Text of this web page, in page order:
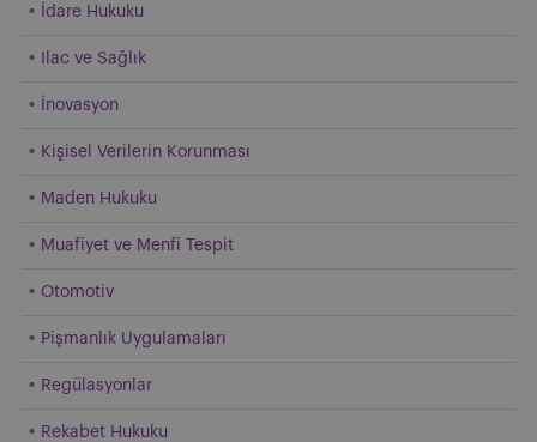
İdare Hukuku
Ilac ve Sağlık
İnovasyon
Kişisel Verilerin Korunması
Maden Hukuku
Muafiyet ve Menfi Tespit
Otomotiv
Pişmanlık Uygulamaları
Regülasyonlar
Rekabet Hukuku